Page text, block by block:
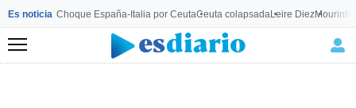
Es noticia Choque España-Italia por CeutaCeuta colapsadaLeire Diez
Menú